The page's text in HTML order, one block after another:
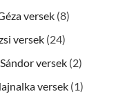
versek (8)
versek (24)
versek (2)
versek (1)